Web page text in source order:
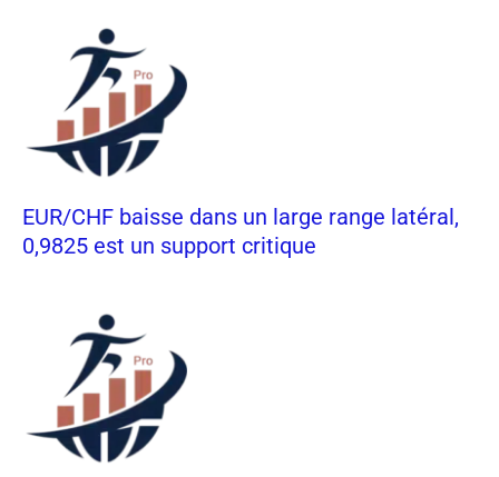
EUR/CHF baisse dans un large range latéral,
0,9825 est un support critique